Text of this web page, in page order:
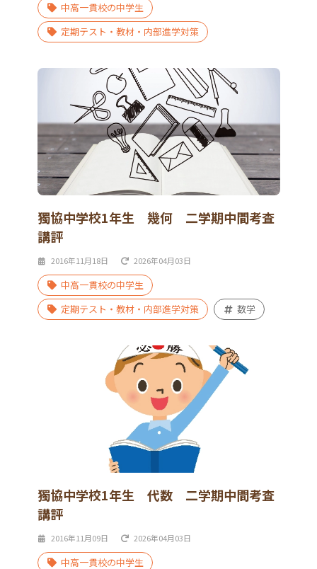
中高一貫校の中学生
定期テスト・教材・内部進学対策
獨協中学校1年生 幾何 二学期中間考査
講評
2016年11月18日 2026年04月03日
中高一貫校の中学生
定期テスト・教材・内部進学対策
数学
獨協中学校1年生 代数 二学期中間考査
講評
2016年11月09日 2026年04月03日
中高一貫校の中学生